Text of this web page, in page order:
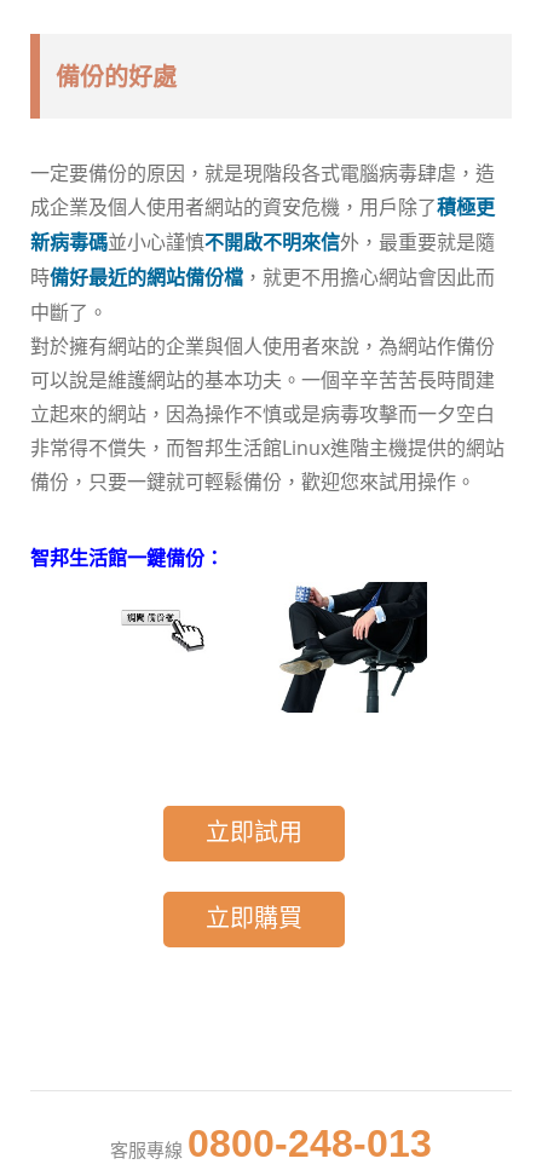
備份的好處
一定要備份的原因，就是現階段各式電腦病毒肆虐，造
成企業及個人使用者網站的資安危機，用戶除了積極更
新病毒碼並小心謹慎不開啟不明來信外，最重要就是隨
時備好最近的網站備份檔 ，就更不用擔心網站會因此而
中斷了。
對於擁有網站的企業與個人使用者來說，為網站作備份
可以說是維護網站的基本功夫。一個辛辛苦苦長時間建
立起來的網站，因為操作不慎或是病毒攻擊而一夕空白
非常得不償失，而智邦生活館Linux進階主機提供的網站
備份，只要一鍵就可輕鬆備份，歡迎您來試用操作。
智邦生活館一鍵備份：
立即試用
立即購買
客服專線 0800-248-013